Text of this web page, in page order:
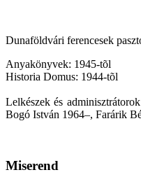
Dunaföldvári ferencesek
Anyakönyvek: 1945-tõl
Historia Domus: 1944-tõl
Lelkészek és
Bogó István 1964–, Farárik
Miserend